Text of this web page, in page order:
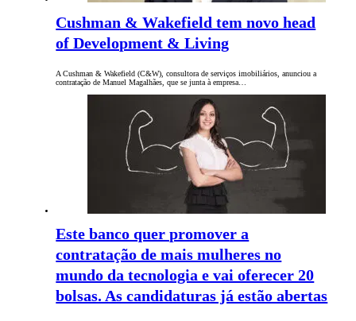
Cushman & Wakefield tem novo head
of Development & Living
A Cushman & Wakefield (C&W), consultora de serviços imobiliários, anunciou a
contratação de Manuel Magalhães, que se junta à empresa…
Este banco quer promover a
contratação de mais mulheres no
mundo da tecnologia e vai oferecer 20
bolsas. As candidaturas já estão abertas